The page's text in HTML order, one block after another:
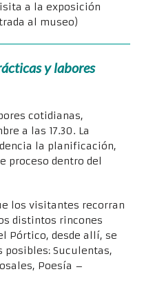
a la exposición
al museo)
y labores
cotidianas,
a las 17.30. La
la planificación,
proceso dentro del
los visitantes recorran
distintos rincones
Pórtico, desde allí, se
posibles: Suculentas,
Poesía –